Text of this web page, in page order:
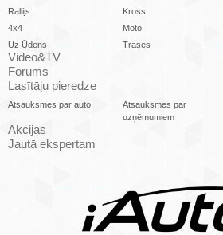
Rallijs Kross
4x4
Moto
Uz Ūdens
Trases
Video&TV
Forums
Lasītāju pieredze
Atsauksmes par auto
Atsauksmes par
uzņēmumiem
Akcijas
Jautā ekspertam